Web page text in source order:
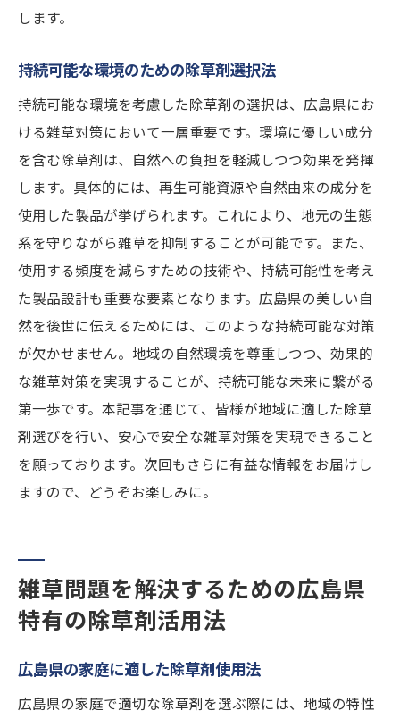
します。
持続可能な環境のための除草剤選択法
持続可能な環境を考慮した除草剤の選択は、広島県にお
ける雑草対策において一層重要です。環境に優しい成分
を含む除草剤は、自然への負担を軽減しつつ効果を発揮
します。具体的には、再生可能資源や自然由来の成分を
使用した製品が挙げられます。これにより、地元の生態
系を守りながら雑草を抑制することが可能です。また、
使用する頻度を減らすための技術や、持続可能性を考え
た製品設計も重要な要素となります。広島県の美しい自
然を後世に伝えるためには、このような持続可能な対策
が欠かせません。地域の自然環境を尊重しつつ、効果的
な雑草対策を実現することが、持続可能な未来に繋がる
第一歩です。本記事を通じて、皆様が地域に適した除草
剤選びを行い、安心で安全な雑草対策を実現できること
を願っております。次回もさらに有益な情報をお届けし
ますので、どうぞお楽しみに。
雑草問題を解決するための広島県
特有の除草剤活用法
広島県の家庭に適した除草剤使用法
広島県の家庭で適切な除草剤を選ぶ際には、地域の特性